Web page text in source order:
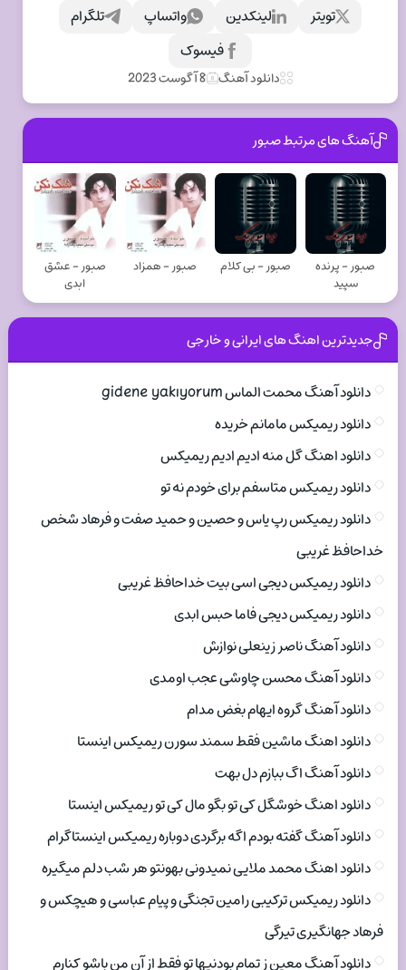
تلگرام واتساپ لینکدین
تویتر
فیسوک
دانلود آهنگ 8 آگوست 2023
آهنگ های مرتبط صبور
صبور - پرنده
سپید
صبور - بی کلام صبور - همزاد
صبور - عشق
ابدی
جدیدترین اهنگ های ایرانی و خارجی
دانلود آهنگ محمت الماس gidene yakıyorum
دانلود ریمیکس مامانم خریده
دانلود اهنگ گل منه ادیم ادیم ریمیکس
دانلود ریمیکس متاسفم برای خودم نه تو
دانلود ریمیکس رپ یاس و حصین و حمید صفت و فرهاد شخص
خداحافظ غریبی
دانلود ریمیکس دیجی اسی بیت خداحافظ غریبی
دانلود ریمیکس دیجی فاما حبس ابدی
دانلود آهنگ ناصر زینعلی نوازش
دانلود آهنگ محسن چاوشی عجب اومدی
دانلود آهنگ گروه ایهام بغض مدام
دانلود اهنگ ماشین فقط سمند سورن ریمیکس اینستا
دانلود آهنگ اگ ببازم دل بهت
دانلود اهنگ خوشگل کی تو بگو مال کی تو ریمیکس اینستا
دانلود آهنگ گفته بودم اگه برگردی دوباره ریمیکس اینستاگرام
دانلود اهنگ محمد ملایی نمیدونی بهونتو هر شب دلم میگیره
دانلود ریمیکس ترکیبی رامین تجنگی و پیام عباسی و هیچکس و
فرهاد جهانگیری تیرگی
دانلود آهنگ معین ز تمام بودنیها تو فقط از آن من باشو کنارم